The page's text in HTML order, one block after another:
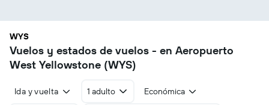
WYS
Vuelos y estados de vuelos - en Aeropuerto
West Yellowstone (WYS)
Ida y vuelta 1 adulto Económica